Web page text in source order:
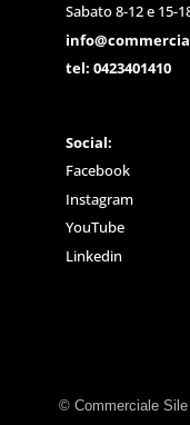
Sabato 8-12 e 15-
tel: 0423401410
Social:
Facebook
Instagram
YouTube
Linkedin
© Commerciale Sile